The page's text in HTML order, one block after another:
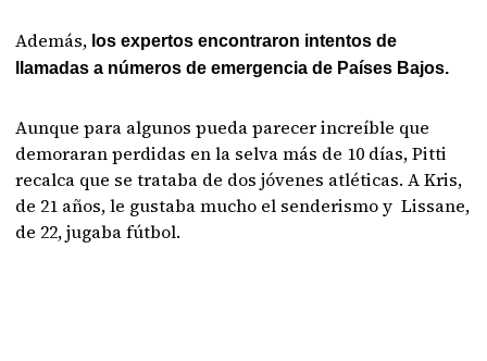
Además, los expertos encontraron intentos de
llamadas a números de emergencia de Países Bajos.
Aunque para algunos pueda parecer increíble que
demoraran perdidas en la selva más de 10 días, Pitti
recalca que se trataba de dos jóvenes atléticas. A Kris,
de 21 años, le gustaba mucho el senderismo y Lissane,
de 22, jugaba fútbol.